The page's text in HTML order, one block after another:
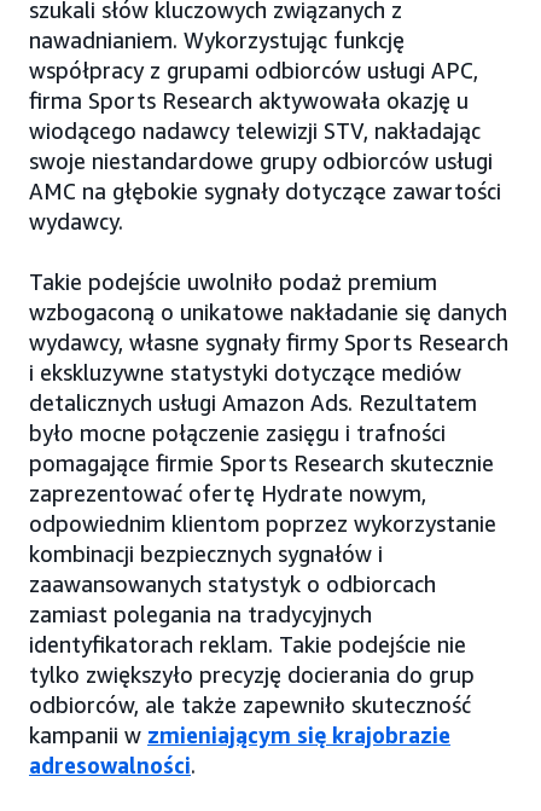
szukali słów kluczowych związanych z
nawadnianiem. Wykorzystując funkcję
współpracy z grupami odbiorców usługi APC,
firma Sports Research aktywowała okazję u
wiodącego nadawcy telewizji STV, nakładając
swoje niestandardowe grupy odbiorców usługi
AMC na głębokie sygnały dotyczące zawartości
wydawcy.
Takie podejście uwolniło podaż premium
wzbogaconą o unikatowe nakładanie się danych
wydawcy, własne sygnały firmy Sports Research
i ekskluzywne statystyki dotyczące mediów
detalicznych usługi Amazon Ads. Rezultatem
było mocne połączenie zasięgu i trafności
pomagające firmie Sports Research skutecznie
zaprezentować ofertę Hydrate nowym,
odpowiednim klientom poprzez wykorzystanie
kombinacji bezpiecznych sygnałów i
zaawansowanych statystyk o odbiorcach
zamiast polegania na tradycyjnych
identyfikatorach reklam. Takie podejście nie
tylko zwiększyło precyzję docierania do grup
odbiorców, ale także zapewniło skuteczność
kampanii w zmieniającym się krajobrazie
adresowalności.